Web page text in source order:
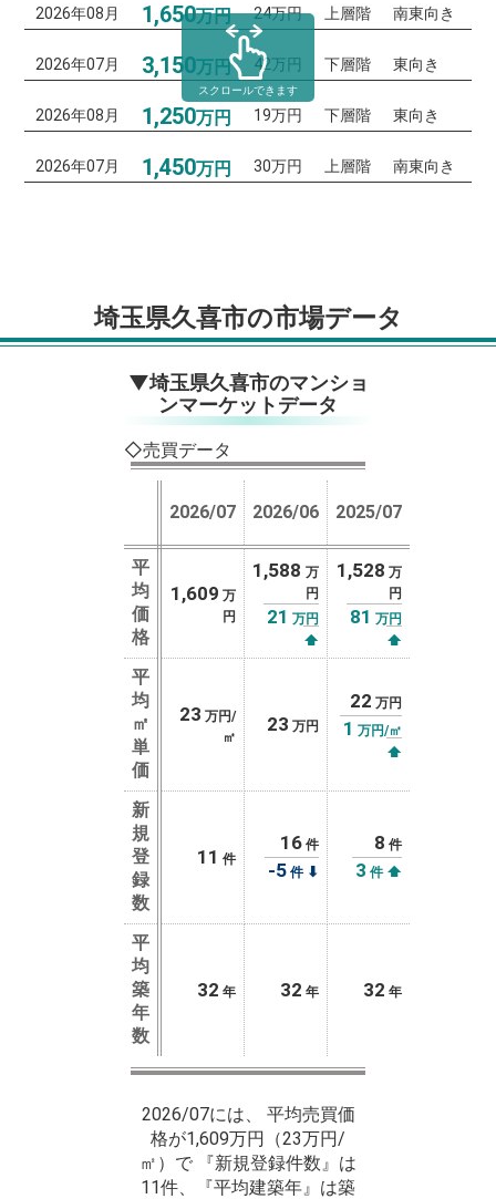
2026年08月 1,650万円 24万円 上層階 南東向き
2026年07月 3,150万円 42万円 下層階 東向き
2026年08月 1,250万円 19万円 下層階 東向き
2026年07月 1,450万円 30万円 上層階 南東向き
スクロールできます
埼玉県久喜市の市場データ
▼埼玉県久喜市のマンショ
ンマーケットデータ
◇売買データ
2026/07 2026/06 2025/07
平
均
価
格
1,609 万
円
1,588 万
円
21 万円
⬆
1,528 万
円
81 万円
⬆
平
均
㎡
単
価
23 万円/
㎡
23 万円
22 万円
1 万円/㎡
⬆
新
規
登
録
数
11 件
16 件
-5 件⬇
8 件
3 件⬆
平
均
築
年
数
32 年 32 年 32 年
2026/07には、 平均売買価
格が1,609万円（23万円/
㎡）で 『新規登録件数』は
11件、『平均建築年』は築